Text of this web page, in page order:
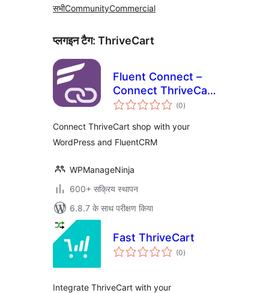
सभीCommunityCommercial
प्लगइन टैग: ThriveCart
Fluent Connect –
Connect ThriveCart
with your
FluentCRM
(0कुल
दर)
Connect ThriveCart shop with your
WordPress and FluentCRM
WPManageNinja
600+ सक्रिय स्थापन
6.8.7 के साथ परीक्षण किया
Fast ThriveCart
(0कुल
दर)
Integrate ThriveCart with your